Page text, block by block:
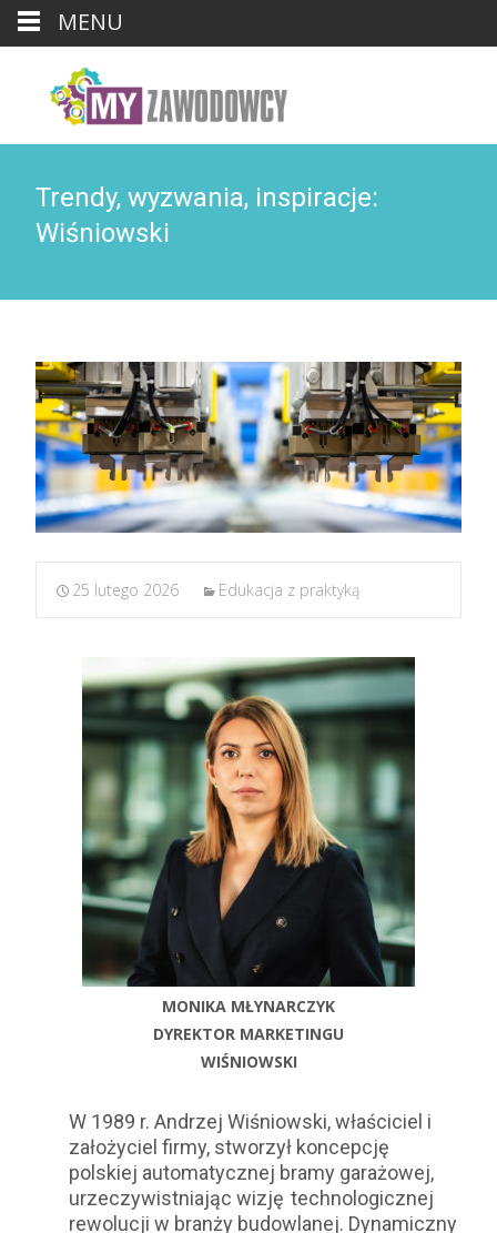
Trendy, wyzwania, inspiracje:
Wiśniowski
25 lutego 2026 Edukacja z praktyką
MONIKA MŁYNARCZYK
DYREKTOR MARKETINGU
WIŚNIOWSKI
W 1989 r. Andrzej Wiśniowski, właściciel i
założyciel firmy, stworzył koncepcję
polskiej automatycznej bramy garażowej,
urzeczywistniając wizję technologicznej
rewolucji w branży budowlanej. Dynamiczny
MENU